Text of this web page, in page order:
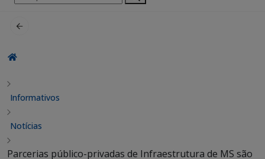
por:
Informativos
Notícias
Parcerias público-privadas de Infraestrutura de MS são